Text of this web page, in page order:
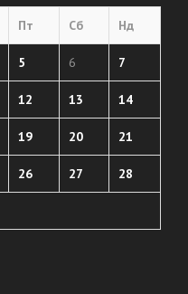
Пт Сб Нд
5 6 7
12 13 14
19 20 21
26 27 28